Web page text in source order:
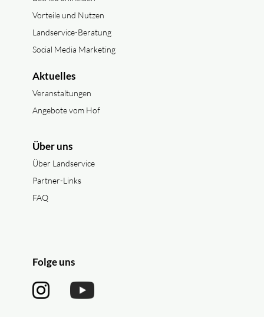
Vorteile und Nutzen
Landservice-Beratung
Social Media Marketing
Aktuelles
Veranstaltungen
Angebote vom Hof
Über uns
Über Landservice
Partner-Links
FAQ
Folge uns